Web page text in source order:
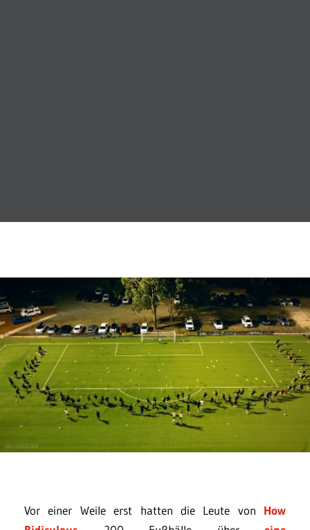
Vor einer Weile erst hatten die Leute von How